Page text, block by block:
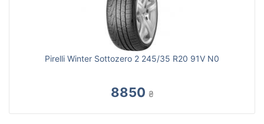
Pirelli Winter Sottozero 2 245/35 R20 91V N0
8850 ₴